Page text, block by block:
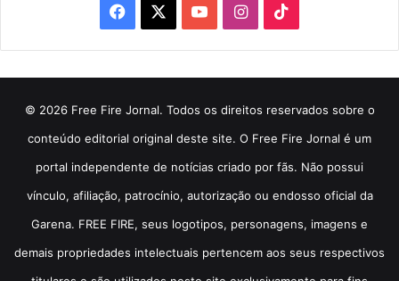
Facebook YouTubeInstagram
© 2026 Free Fire Jornal. Todos os direitos reservados sobre o
conteúdo editorial original deste site. O Free Fire Jornal é um
portal independente de notícias criado por fãs. Não possui
vínculo, afiliação, patrocínio, autorização ou endosso oficial da
Garena. FREE FIRE, seus logotipos, personagens, imagens e
demais propriedades intelectuais pertencem aos seus respectivos